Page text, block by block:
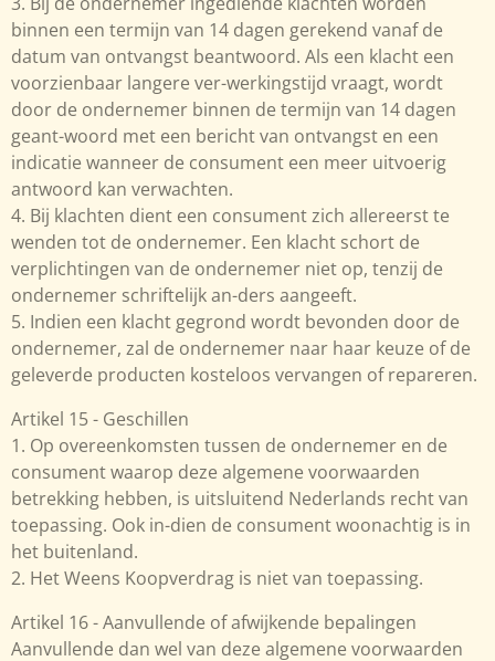
binnen een termijn van 14 dagen gerekend vanaf de
datum van ontvangst beantwoord. Als een klacht een
voorzienbaar langere ver-werkingstijd vraagt, wordt
door de ondernemer binnen de termijn van 14 dagen
geant-woord met een bericht van ontvangst en een
indicatie wanneer de consument een meer uitvoerig
antwoord kan verwachten.
4. Bij klachten dient een consument zich allereerst te
wenden tot de ondernemer. Een klacht schort de
verplichtingen van de ondernemer niet op, tenzij de
ondernemer schriftelijk an-ders aangeeft.
5. Indien een klacht gegrond wordt bevonden door de
ondernemer, zal de ondernemer naar haar keuze of de
geleverde producten kosteloos vervangen of repareren.
Artikel 15 - Geschillen
1. Op overeenkomsten tussen de ondernemer en de
consument waarop deze algemene voorwaarden
betrekking hebben, is uitsluitend Nederlands recht van
toepassing. Ook in-dien de consument woonachtig is in
het buitenland.
2. Het Weens Koopverdrag is niet van toepassing.
Artikel 16 - Aanvullende of afwijkende bepalingen
Aanvullende dan wel van deze algemene voorwaarden